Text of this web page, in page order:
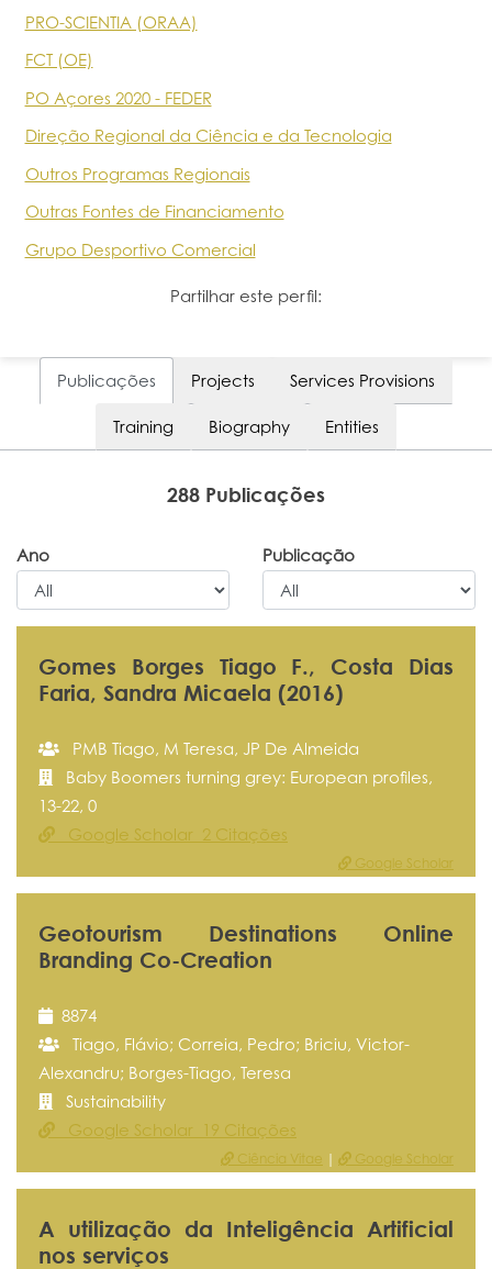
PRO-SCIENTIA (ORAA)
FCT (OE)
PO Açores 2020 - FEDER
Direção Regional da Ciência e da Tecnologia
Outros Programas Regionais
Outras Fontes de Financiamento
Grupo Desportivo Comercial
Partilhar este perfil:
Publicações Projects Services Provisions
Training Biography Entities
288 Publicações
Ano Publicação
Gomes Borges Tiago F., Costa Dias
Faria, Sandra Micaela (2016)
PMB Tiago, M Teresa, JP De Almeida
Baby Boomers turning grey: European profiles,
13-22, 0
Google Scholar 2 Citações
Google Scholar
Geotourism Destinations Online
Branding Co-Creation
8874
Tiago, Flávio; Correia, Pedro; Briciu, Victor-
Alexandru; Borges-Tiago, Teresa
Sustainability
Google Scholar 19 Citações
Ciência Vitae | Google Scholar
A utilização da Inteligência Artificial
nos serviços